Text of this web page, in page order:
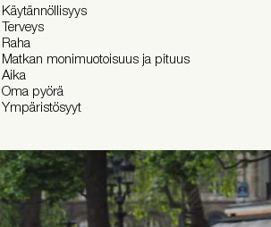
Käytännöllisyys
Terveys
Raha
Matkan monimuotoisuus ja pituus
Aika
Oma pyörä
Ympäristösyyt